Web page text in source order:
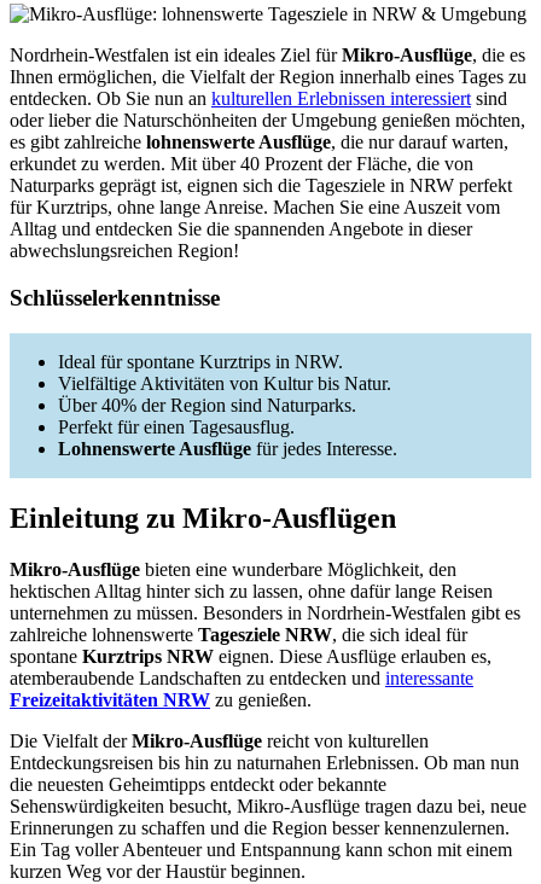
Nordrhein-Westfalen ist ein ideales Ziel fürMikro-Ausflüge, die es
Ihnen ermöglichen, die Vielfalt der Region innerhalb eines Tages zu
entdecken. Ob Sie nun an kulturellen Erlebnissen interessiert sind
oder lieber die Naturschönheiten der Umgebung genießen möchten,
es gibt zahlreiche lohnenswerte Ausflüge, die nur darauf warten,
erkundet zu werden. Mit über 40 Prozent der Fläche, die von
Naturparks geprägt ist, eignen sich die Tagesziele in NRW perfekt
für Kurztrips, ohne lange Anreise. Machen Sie eine Auszeit vom
Alltag und entdecken Sie die spannenden Angebote in dieser
abwechslungsreichen Region!
Schlüsselerkenntnisse
Ideal für spontane Kurztrips in NRW.
Vielfältige Aktivitäten von Kultur bis Natur.
Über 40% der Region sind Naturparks.
Perfekt für einen Tagesausflug.
Lohnenswerte Ausflüge für jedes Interesse.
Einleitung zu Mikro-Ausflügen
Mikro-Ausflüge bieten eine wunderbare Möglichkeit, den
hektischen Alltag hinter sich zu lassen, ohne dafür lange Reisen
unternehmen zu müssen. Besonders in Nordrhein-Westfalen gibt es
zahlreiche lohnenswerte Tagesziele NRW, die sich ideal für
spontane Kurztrips NRW eignen. Diese Ausflüge erlauben es,
atemberaubende Landschaften zu entdecken und interessante
Freizeitaktivitäten NRW zu genießen.
Die Vielfalt derMikro-Ausflüge reicht von kulturellen
Entdeckungsreisen bis hin zu naturnahen Erlebnissen. Ob man nun
die neuesten Geheimtipps entdeckt oder bekannte
Sehenswürdigkeiten besucht, Mikro-Ausflüge tragen dazu bei, neue
Erinnerungen zu schaffen und die Region besser kennenzulernen.
Ein Tag voller Abenteuer und Entspannung kann schon mit einem
kurzen Weg vor der Haustür beginnen.